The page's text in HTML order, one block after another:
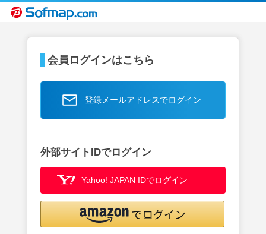
会員ログインはこちら
登録メールアドレスでログイン
外部サイトIDでログイン
Yahoo! JAPAN IDでログイン